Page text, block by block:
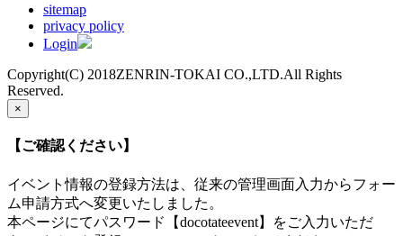
sitemap
privacy policy
Login
Copyright(C) 2018ZENRIN-TOKAI CO.,LTD.All Rights
Reserved.
×
【ご確認ください】
イベント情報の登録方法は、従来の管理画面入力からフォー
ム申請方式へ変更いたしました。
本ページにてパスワード【docotateevent】をご入力いただ